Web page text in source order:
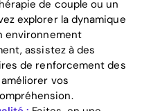
de couple ou un
explorer la dynamique
environnement
assistez à des
de renforcement des
vos